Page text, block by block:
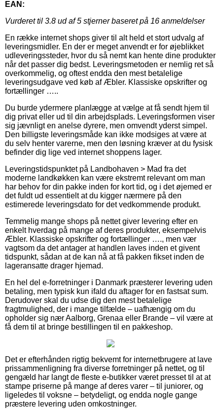
EAN:
Vurderet til 3.8 ud af 5 stjerner baseret på 16 anmeldelser
En række internet shops giver til alt held et stort udvalg af
leveringsmidler. En der er meget anvendt er for øjeblikket
udleveringssteder, hvor du så nemt kan hente dine produkter
når det passer dig bedst. Leveringsmetoden er nemlig ret så
overkommelig, og oftest endda den mest betalelige
leveringsudgave ved køb af Æbler. Klassiske opskrifter og
fortællinger …..
Du burde ydermere planlægge at vælge at få sendt hjem til
dig privat eller ud til din arbejdsplads. Leveringsformen viser
sig jævnligt en anelse dyrere, men omvendt yderst simpel.
Den billigste leveringsmåde kan ikke modsiges at være at
du selv henter varerne, men den løsning kræver at du fysisk
befinder dig lige ved internet shoppens lager.
Leveringstidspunktet på Landbohaven > Mad fra det
moderne landkøkken kan være ekstremt relevant om man
har behov for din pakke inden for kort tid, og i det øjemed er
det fuldt ud essentielt at du kigger nærmere på den
estimerede leveringsdato for det vedkommende produkt.
Temmelig mange shops på nettet giver levering efter en
enkelt hverdag på mange af deres produkter, eksempelvis
Æbler. Klassiske opskrifter og fortællinger …., men vær
vagtsom da det antager at handlen laves inden et givent
tidspunkt, sådan at de kan nå at få pakken fikset inden de
lageransatte drager hjemad.
En hel del e-forretninger i Danmark præsterer levering uden
betaling, men typisk kun ifald du aftager for en fastsat sum.
Derudover skal du udse dig den mest betalelige
fragtmulighed, der i mange tilfælde – uafhængig om du
opholder sig nær Aalborg, Grenaa eller Brande – vil være at
få dem til at bringe bestillingen til en pakkeshop.
Det er efterhånden rigtig bekvemt for internetbrugere at lave
prissammenligning fra diverse forretninger på nettet, og til
gengæld har langt de fleste e-butikker været presset til at at
stampe priserne på mange af deres varer – til juniorer, og
ligeledes til voksne – betydeligt, og endda nogle gange
præstere levering uden omkostninger.